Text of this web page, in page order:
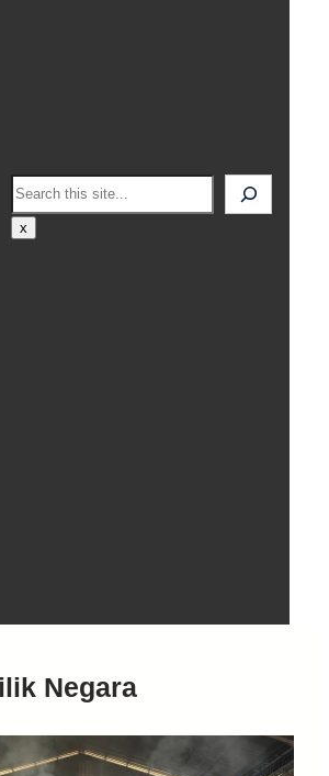
Search
x
Negara